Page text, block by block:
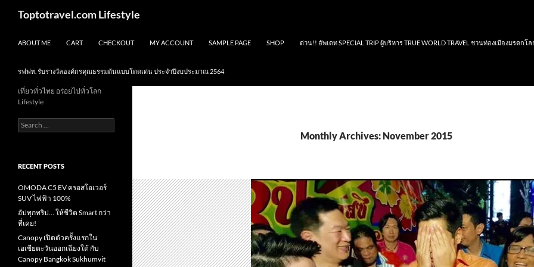
Toptotravel.com Lifestyle
ABOUT ME CART CHECKOUT MY ACCOUNT SAMPLE PAGE SHOP ด่วน!! อัพเดท SPECIAL TRIP ผู้บริหาร TRUE WORLD TRAVEL ชวนท่องเมืองมรดกโล
รฟฟท. รับรางวัลองค์กรคุณธรรมต้นแบบโดดเด่น ประจำปีงบประมาณ 2564
Monthly Archives: November 2015
เที่ยวทั่วไทย อร่อยไปทั่วโลก
Lifestyle
Search
for:
RECENT POSTS
OMODA C5 EV ครอสโอเวอร์
SUV ไฟฟ้า 100%
อัปทุกทริป… ให้ชีวิต Smart กว่า
ที่เคย!
Canopy เปิดตัวครั้งแรกใน
เอเชียตะวันออกเฉียงใต้ กับ
Canopy Bangkok Sukhumvit